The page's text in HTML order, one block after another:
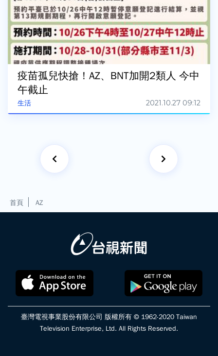
生活
疫苗孤兒快搶！AZ、BNT加開2類人 今中
午截止
2021.10.27 09:12
首頁 AZ
臺灣電視事業股份有限公司 版權所有 © 1962-2020 Taiwan
Television Enterprise, Ltd. All Rights Reserved.